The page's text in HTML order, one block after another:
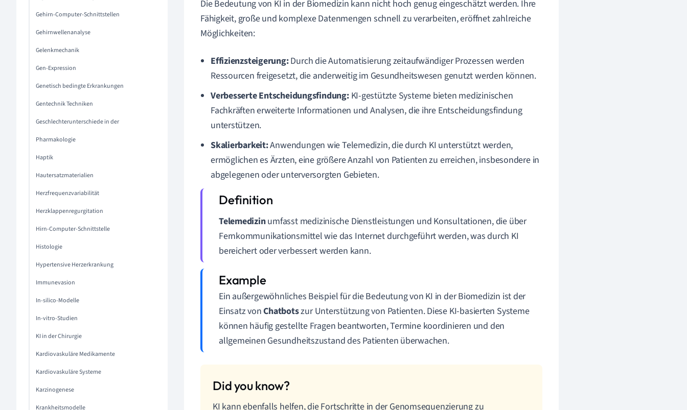
Gehirn-Computer-Schnittstellen
Gehirnwellenanalyse
Gelenkmechanik
Gen-Expression
Genetisch bedingte Erkrankungen
Gentechnik Techniken
Geschlechterunterschiede in der
Pharmakologie
Haptik
Hautersatzmaterialien
Herzfrequenzvariabilität
Herzklappenregurgitation
Hirn-Computer-Schnittstelle
Histologie
Hypertensive Herzerkrankung
Immunevasion
In-silico-Modelle
In-vitro-Studien
KI in der Chirurgie
Kardiovaskuläre Medikamente
Kardiovaskuläre Systeme
Karzinogenese
Krankheitsmodelle
Die Bedeutung von KI in der Biomedizin kann nicht hoch genug eingeschätzt werden. Ihre
Fähigkeit, große und komplexe Datenmengen schnell zu verarbeiten, eröffnet zahlreiche
Möglichkeiten:
Effizienzsteigerung:Durch die Automatisierung zeitaufwändiger Prozessen werden
Ressourcen freigesetzt, die anderweitig im Gesundheitswesen genutzt werden können.
Verbesserte Entscheidungsfindung:KI-gestützte Systeme bieten medizinischen
Fachkräften erweiterte Informationen und Analysen, die ihre Entscheidungsfindung
unterstützen.
Skalierbarkeit:Anwendungen wie Telemedizin, die durch KI unterstützt werden,
ermöglichen es Ärzten, eine größere Anzahl von Patienten zu erreichen, insbesondere in
abgelegenen oder unterversorgten Gebieten.
Telemedizinumfasst medizinische Dienstleistungen und Konsultationen, die über
Fernkommunikationsmittel wie das Internet durchgeführt werden, was durch KI
bereichert oder verbessert werden kann.
Ein außergewöhnliches Beispiel für die Bedeutung von KI in der Biomedizin ist der
Einsatz vonChatbotszur Unterstützung von Patienten. Diese KI-basierten Systeme
können häufig gestellte Fragen beantworten, Termine koordinieren und den
allgemeinen Gesundheitszustand des Patienten überwachen.
KI kann ebenfalls helfen, die Fortschritte in der Genomsequenzierung zu